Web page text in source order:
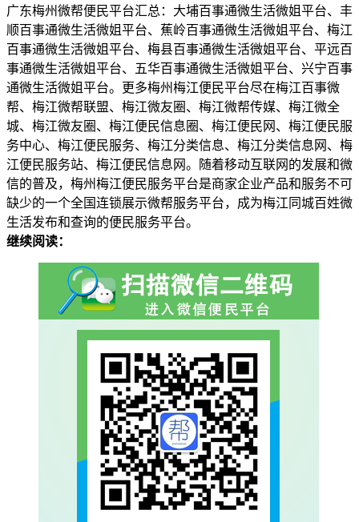
广东梅州微帮便民平台汇总：大埔百事通微生活微姐平台、丰
顺百事通微生活微姐平台、蕉岭百事通微生活微姐平台、梅江
百事通微生活微姐平台、梅县百事通微生活微姐平台、平远百
事通微生活微姐平台、五华百事通微生活微姐平台、兴宁百事
通微生活微姐平台。更多梅州梅江便民平台尽在梅江百事微
帮、梅江微帮联盟、梅江微友圈、梅江微帮传媒、梅江微全
城、梅江微友圈、梅江便民信息圈、梅江便民网、梅江便民服
务中心、梅江便民服务、梅江分类信息、梅江分类信息网、梅
江便民服务站、梅江便民信息网。随着移动互联网的发展和微
信的普及，梅州梅江便民服务平台是商家企业产品和服务不可
缺少的一个全国连锁展示微帮服务平台，成为梅江同城百姓微
生活发布和查询的便民服务平台。
继续阅读：